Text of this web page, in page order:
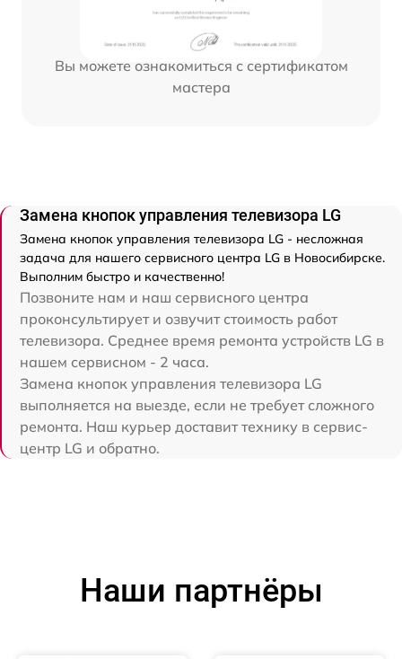
Вы можете ознакомиться с сертификатом
мастера
Замена кнопок управления телевизора LG
Замена кнопок управления телевизора LG - несложная
задача для нашего сервисного центра LG в Новосибирске.
Выполним быстро и качественно!
Позвоните нам и наш сервисного центра
проконсультирует и озвучит стоимость работ
телевизора. Среднее время ремонта устройств LG в
нашем сервисном - 2 часа.
Замена кнопок управления телевизора LG
выполняется на выезде, если не требует сложного
ремонта. Наш курьер доставит технику в сервис-
центр LG и обратно.
Наши партнёры